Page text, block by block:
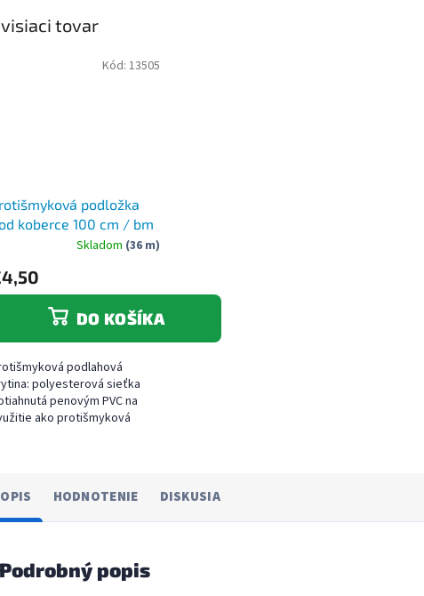
tovar
podložka
koberce 100 cm / bm
Skladom (36 m)
DO KOŠÍKA
podlahová
polyesterová sieťka
penovým PVC na
ako protišmyková
Kód: 13505
HODNOTENIE DISKUSIA
Podrobný popis